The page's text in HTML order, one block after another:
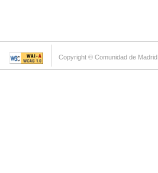
Copyright © Comunidad de Madrid.